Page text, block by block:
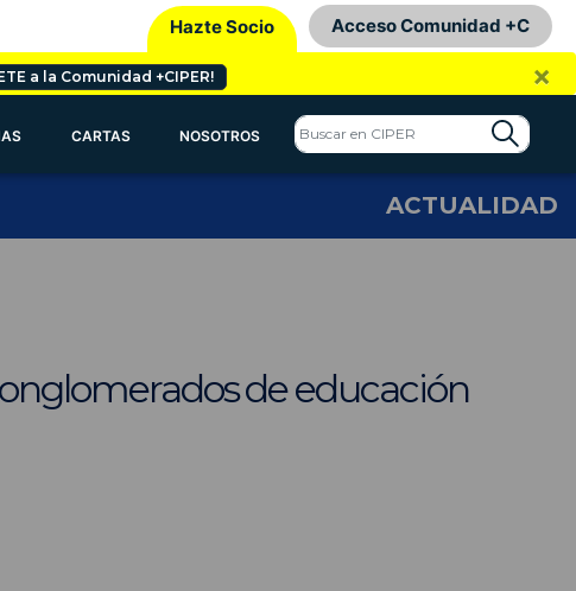
Hazte Socio Acceso Comunidad +C
a la Comunidad +CIPER! ×
CARTAS NOSOTROS
ACTUALIDAD
de educación